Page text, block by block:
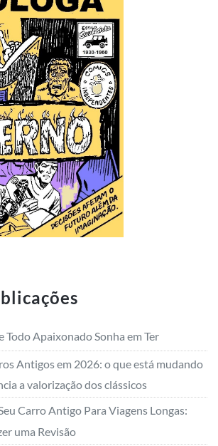
Todo Apaixonado Sonha em Ter
Antigos em 2026: o que está mudando
a valorização dos clássicos
Carro Antigo Para Viagens Longas:
uma Revisão